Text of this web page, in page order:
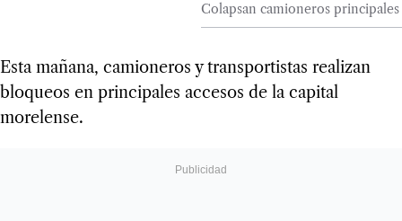
Colapsan camioneros principales
Esta mañana, camioneros y transportistas realizan
bloqueos en principales accesos de la capital
morelense.